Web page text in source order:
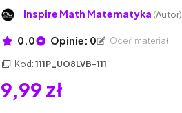
Inspire Math Matematyka (Autor)
0.0 Opinie: 0 Oceń materiał
Kod:111P_UO8LVB-111
9,99 zł